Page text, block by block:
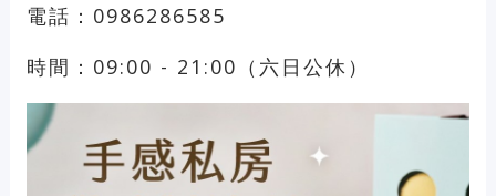
電話：0986286585
時間：09:00 - 21:00（六日公休）